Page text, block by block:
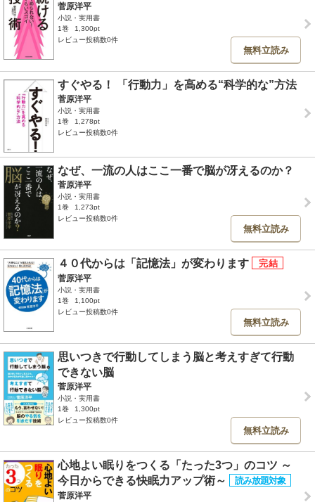
菅原洋平
小説・実用書
1巻
1,300pt
レビュー投稿数0件
無料立読み
すぐやる！ 「行動力」を高める“科学的な”方法
菅原洋平
小説・実用書
1巻
1,278pt
レビュー投稿数0件
なぜ、一流の人はここ一番で脳が冴えるのか？
菅原洋平
小説・実用書
1巻
1,273pt
レビュー投稿数0件
無料立読み
４０代からは「記憶法」が変わります
菅原洋平
小説・実用書
1巻
1,100pt
レビュー投稿数0件
無料立読み
思いつきで行動してしまう脳と考えすぎて行動
できない脳
菅原洋平
小説・実用書
1巻
1,300pt
レビュー投稿数0件
無料立読み
心地よい眠りをつくる「たった3つ」のコツ ～
今日からできる快眠力アップ術～
菅原洋平